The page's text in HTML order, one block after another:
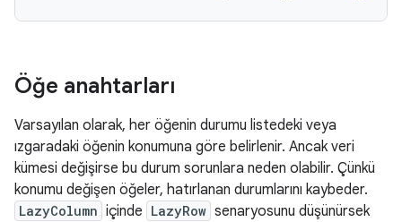
Öğe anahtarları
Varsayılan olarak, her öğenin durumu listedeki veya
ızgaradaki öğenin konumuna göre belirlenir. Ancak veri
kümesi değişirse bu durum sorunlara neden olabilir. Çünkü
konumu değişen öğeler, hatırlanan durumlarını kaybeder.
LazyColumn içinde LazyRow senaryosunu düşünürsek